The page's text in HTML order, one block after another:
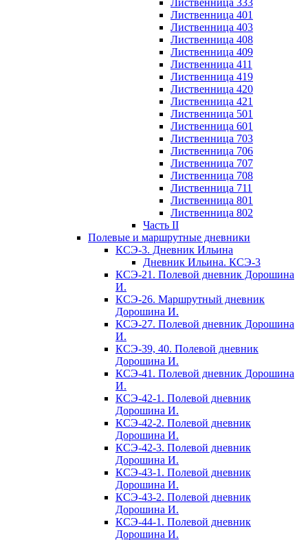
Лиственница 333
Лиственница 401
Лиственница 403
Лиственница 408
Лиственница 409
Лиственница 411
Лиственница 419
Лиственница 420
Лиственница 421
Лиственница 501
Лиственница 601
Лиственница 703
Лиственница 706
Лиственница 707
Лиственница 708
Лиственница 711
Лиственница 801
Лиственница 802
Часть II
Полевые и маршрутные дневники
КСЭ-3. Дневник Ильина
Дневник Ильина. КСЭ-3
КСЭ-21. Полевой дневник Дорошина
И.
КСЭ-26. Маршрутный дневник
Дорошина И.
КСЭ-27. Полевой дневник Дорошина
И.
КСЭ-39, 40. Полевой дневник
Дорошина И.
КСЭ-41. Полевой дневник Дорошина
И.
КСЭ-42-1. Полевой дневник
Дорошина И.
КСЭ-42-2. Полевой дневник
Дорошина И.
КСЭ-42-3. Полевой дневник
Дорошина И.
КСЭ-43-1. Полевой дневник
Дорошина И.
КСЭ-43-2. Полевой дневник
Дорошина И.
КСЭ-44-1. Полевой дневник
Дорошина И.